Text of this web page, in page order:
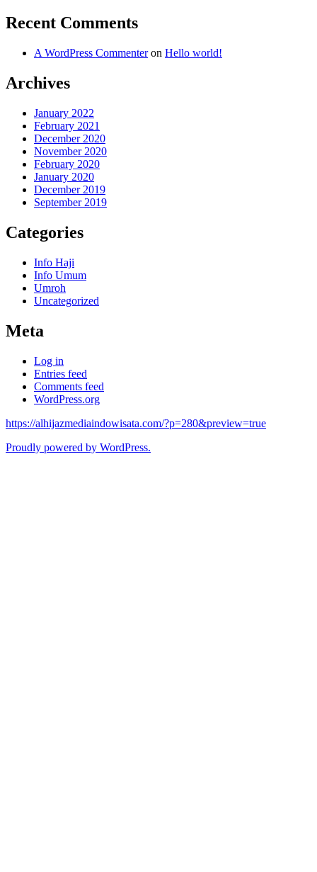
Recent Comments
A WordPress Commenteron Hello world!
Archives
January 2022
February 2021
December 2020
November 2020
February 2020
January 2020
December 2019
September 2019
Categories
Info Haji
Info Umum
Umroh
Uncategorized
Meta
Log in
Entries feed
Comments feed
WordPress.org
https://alhijazmediaindowisata.com/?p=280&preview=true
Proudly powered by WordPress.